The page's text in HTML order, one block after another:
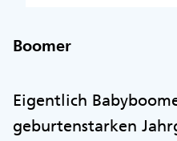
Boomer
Eigentlich
geburtenstarken